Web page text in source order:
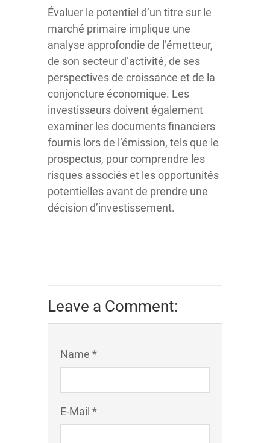
Évaluer le potentiel d’un titre sur le
marché primaire implique une
analyse approfondie de l’émetteur,
de son secteur d’activité, de ses
perspectives de croissance et de la
conjoncture économique. Les
investisseurs doivent également
examiner les documents financiers
fournis lors de l’émission, tels que le
prospectus, pour comprendre les
risques associés et les opportunités
potentielles avant de prendre une
décision d’investissement.
Leave a Comment:
Name *
E-Mail *